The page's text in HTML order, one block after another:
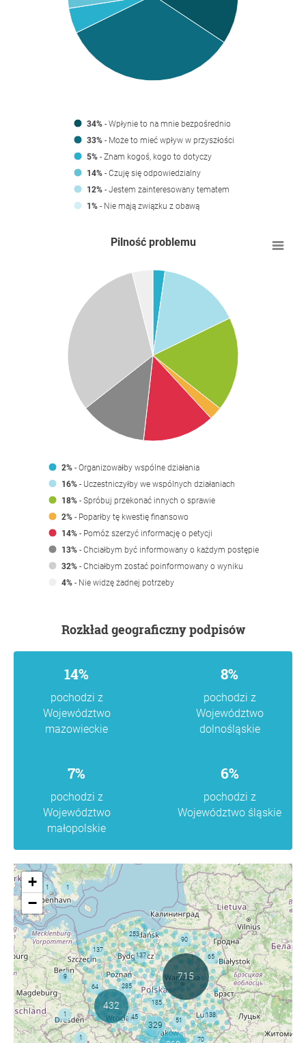
34% - Wpłynie to na mnie bezpośrednio
33% - Może to mieć wpływ w przyszłości
5% - Znam kogoś, kogo to dotyczy
14% - Czuję się odpowiedzialny
12% - Jestem zainteresowany tematem
1% - Nie mają związku z obawą
Pilność problemu
2% - Organizowałby wspólne działania
16% - Uczestniczyłby we wspólnych działaniach
18% - Spróbuj przekonać innych o sprawie
2% - Poparłby tę kwestię finansowo
14% - Pomóż szerzyć informację o petycji
13% - Chciałbym być informowany o każdym postępie
32% - Chciałbym zostać poinformowany o wyniku
4% - Nie widzę żadnej potrzeby
Rozkład geograficzny podpisów
14%
pochodzi z
Województwo
mazowieckie
8%
pochodzi z
Województwo
dolnośląskie
7%
pochodzi z
Województwo
małopolskie
6%
pochodzi z
Województwo śląskie
+
−